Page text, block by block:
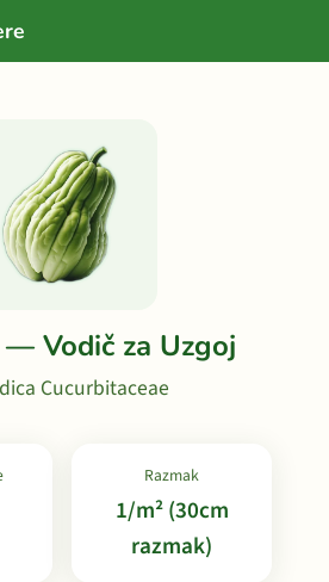
Vodič za Uzgoj
Cucurbitaceae
Razmak
1/m² (30cm
razmak)